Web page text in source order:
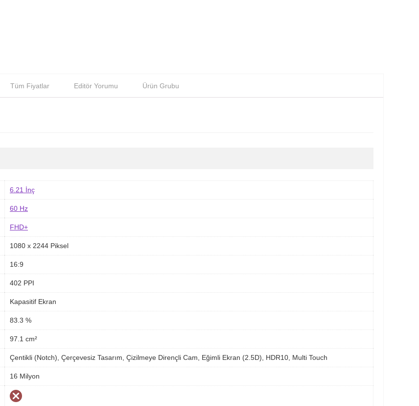
Tüm Fiyatlar Editör Yorumu Ürün Grubu
6.21 İnç
60 Hz
FHD+
1080 x 2244 Piksel
16:9
402 PPI
Kapasitif Ekran
83.3 %
97.1 cm²
Çentikli (Notch), Çerçevesiz Tasarım, Çizilmeye Dirençli Cam, Eğimli Ekran (2.5D), HDR10, Multi Touch
16 Milyon